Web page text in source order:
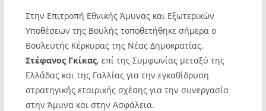
Στην Επιτροπή Εθνικής Άμυνας και Εξωτερικών
Υποθέσεων της Βουλής τοποθετήθηκε σήμερα ο
Βουλευτής Κέρκυρας της Νέας Δημοκρατίας,
Στέφανος Γκίκας, επί της Συμφωνίας μεταξύ της
Ελλάδας και της Γαλλίας για την εγκαθίδρυση
στρατηγικής εταιρικής σχέσης για την συνεργασία
στην Άμυνα και στην Ασφάλεια.